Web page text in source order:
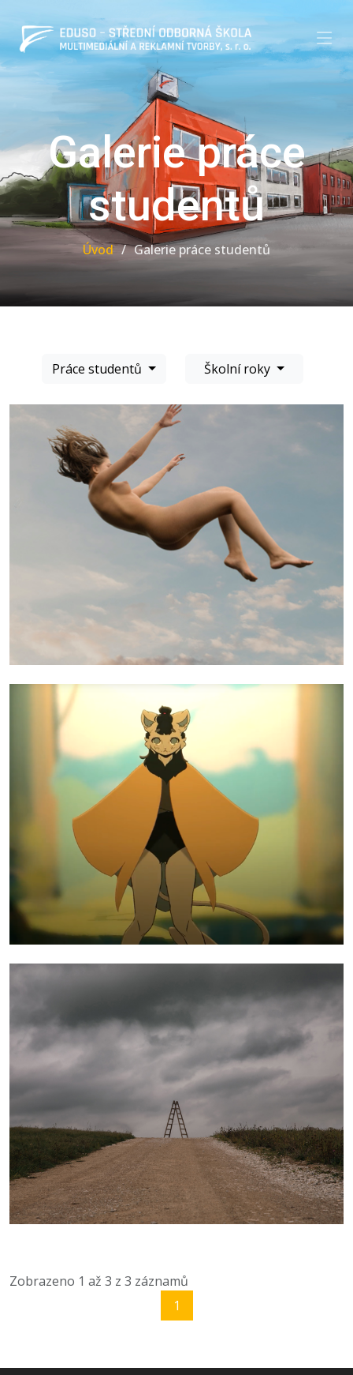
Galerie práce
studentů
Úvod Galerie práce studentů
Práce studentů Školní roky
Zobrazeno 1 až 3 z 3 záznamů
1